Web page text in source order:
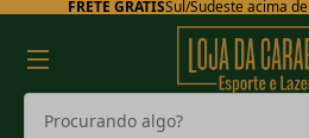
FRETE GRÁTISSul/Sudeste acima de